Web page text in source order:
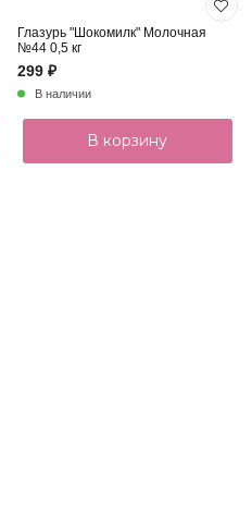
Глазурь "Шокомилк" Молочная
№44 0,5 кг
299 ₽
В наличии
В корзину